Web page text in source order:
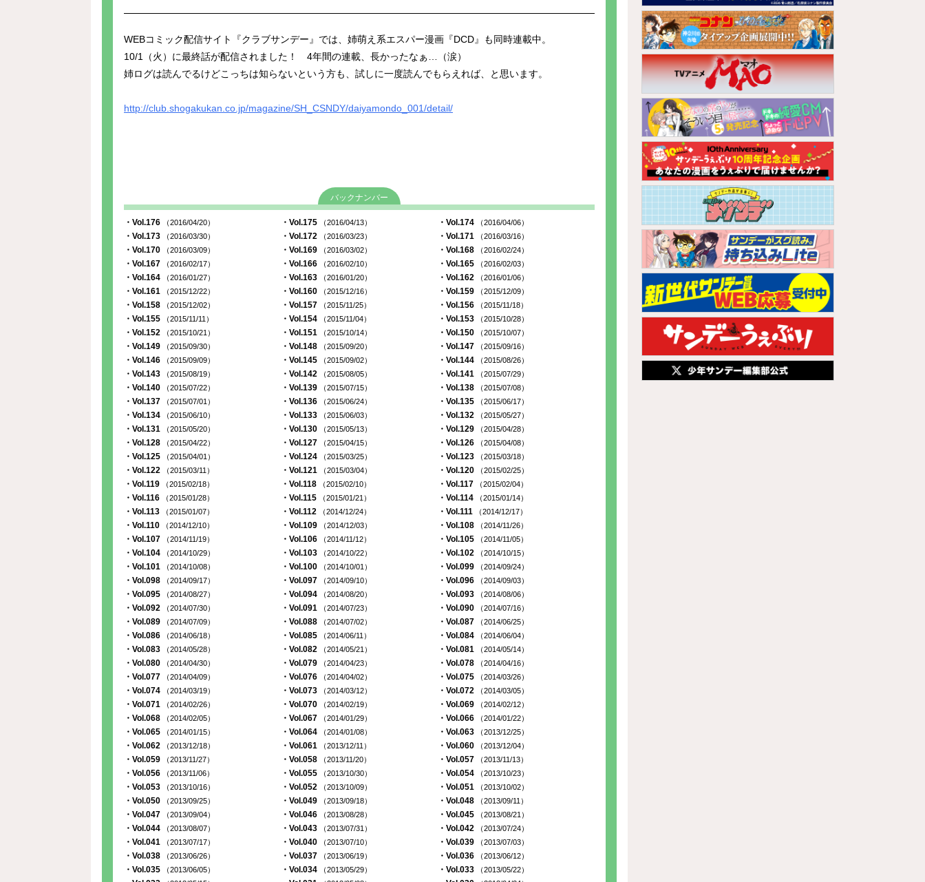
WEBコミック配信サイト『クラブサンデー』では、姉萌え系エスパー漫画『DCD』も同時連載中。
10/1（火）に最終話が配信されました！ 4年間の連載、長かったなぁ…（涙）
姉ログは読んでるけどこっちは知らないという方も、試しに一度読んでもらえれば、と思います。
http://club.shogakukan.co.jp/magazine/SH_CSNDY/daiyamondo_001/detail/
バックナンバー
・Vol.176 （2016/04/20） ・Vol.175 （2016/04/13） ・Vol.174 （2016/04/06）
・Vol.173 （2016/03/30） ・Vol.172 （2016/03/23） ・Vol.171 （2016/03/16）
・Vol.170 （2016/03/09） ・Vol.169 （2016/03/02） ・Vol.168 （2016/02/24）
・Vol.167 （2016/02/17） ・Vol.166 （2016/02/10） ・Vol.165 （2016/02/03）
・Vol.164 （2016/01/27） ・Vol.163 （2016/01/20） ・Vol.162 （2016/01/06）
・Vol.161 （2015/12/22） ・Vol.160 （2015/12/16） ・Vol.159 （2015/12/09）
・Vol.158 （2015/12/02） ・Vol.157 （2015/11/25） ・Vol.156 （2015/11/18）
・Vol.155 （2015/11/11） ・Vol.154 （2015/11/04） ・Vol.153 （2015/10/28）
・Vol.152 （2015/10/21） ・Vol.151 （2015/10/14） ・Vol.150 （2015/10/07）
・Vol.149 （2015/09/30） ・Vol.148 （2015/09/20） ・Vol.147 （2015/09/16）
・Vol.146 （2015/09/09） ・Vol.145 （2015/09/02） ・Vol.144 （2015/08/26）
・Vol.143 （2015/08/19） ・Vol.142 （2015/08/05） ・Vol.141 （2015/07/29）
・Vol.140 （2015/07/22） ・Vol.139 （2015/07/15） ・Vol.138 （2015/07/08）
・Vol.137 （2015/07/01） ・Vol.136 （2015/06/24） ・Vol.135 （2015/06/17）
・Vol.134 （2015/06/10） ・Vol.133 （2015/06/03） ・Vol.132 （2015/05/27）
・Vol.131 （2015/05/20） ・Vol.130 （2015/05/13） ・Vol.129 （2015/04/28）
・Vol.128 （2015/04/22） ・Vol.127 （2015/04/15） ・Vol.126 （2015/04/08）
・Vol.125 （2015/04/01） ・Vol.124 （2015/03/25） ・Vol.123 （2015/03/18）
・Vol.122 （2015/03/11） ・Vol.121 （2015/03/04） ・Vol.120 （2015/02/25）
・Vol.119 （2015/02/18） ・Vol.118 （2015/02/10） ・Vol.117 （2015/02/04）
・Vol.116 （2015/01/28） ・Vol.115 （2015/01/21） ・Vol.114 （2015/01/14）
・Vol.113 （2015/01/07） ・Vol.112 （2014/12/24） ・Vol.111 （2014/12/17）
・Vol.110 （2014/12/10） ・Vol.109 （2014/12/03） ・Vol.108 （2014/11/26）
・Vol.107 （2014/11/19） ・Vol.106 （2014/11/12） ・Vol.105 （2014/11/05）
・Vol.104 （2014/10/29） ・Vol.103 （2014/10/22） ・Vol.102 （2014/10/15）
・Vol.101 （2014/10/08） ・Vol.100 （2014/10/01） ・Vol.099 （2014/09/24）
・Vol.098 （2014/09/17） ・Vol.097 （2014/09/10） ・Vol.096 （2014/09/03）
・Vol.095 （2014/08/27） ・Vol.094 （2014/08/20） ・Vol.093 （2014/08/06）
・Vol.092 （2014/07/30） ・Vol.091 （2014/07/23） ・Vol.090 （2014/07/16）
・Vol.089 （2014/07/09） ・Vol.088 （2014/07/02） ・Vol.087 （2014/06/25）
・Vol.086 （2014/06/18） ・Vol.085 （2014/06/11） ・Vol.084 （2014/06/04）
・Vol.083 （2014/05/28） ・Vol.082 （2014/05/21） ・Vol.081 （2014/05/14）
・Vol.080 （2014/04/30） ・Vol.079 （2014/04/23） ・Vol.078 （2014/04/16）
・Vol.077 （2014/04/09） ・Vol.076 （2014/04/02） ・Vol.075 （2014/03/26）
・Vol.074 （2014/03/19） ・Vol.073 （2014/03/12） ・Vol.072 （2014/03/05）
・Vol.071 （2014/02/26） ・Vol.070 （2014/02/19） ・Vol.069 （2014/02/12）
・Vol.068 （2014/02/05） ・Vol.067 （2014/01/29） ・Vol.066 （2014/01/22）
・Vol.065 （2014/01/15） ・Vol.064 （2014/01/08） ・Vol.063 （2013/12/25）
・Vol.062 （2013/12/18） ・Vol.061 （2013/12/11） ・Vol.060 （2013/12/04）
・Vol.059 （2013/11/27） ・Vol.058 （2013/11/20） ・Vol.057 （2013/11/13）
・Vol.056 （2013/11/06） ・Vol.055 （2013/10/30） ・Vol.054 （2013/10/23）
・Vol.053 （2013/10/16） ・Vol.052 （2013/10/09） ・Vol.051 （2013/10/02）
・Vol.050 （2013/09/25） ・Vol.049 （2013/09/18） ・Vol.048 （2013/09/11）
・Vol.047 （2013/09/04） ・Vol.046 （2013/08/28） ・Vol.045 （2013/08/21）
・Vol.044 （2013/08/07） ・Vol.043 （2013/07/31） ・Vol.042 （2013/07/24）
・Vol.041 （2013/07/17） ・Vol.040 （2013/07/10） ・Vol.039 （2013/07/03）
・Vol.038 （2013/06/26） ・Vol.037 （2013/06/19） ・Vol.036 （2013/06/12）
・Vol.035 （2013/06/05） ・Vol.034 （2013/05/29） ・Vol.033 （2013/05/22）